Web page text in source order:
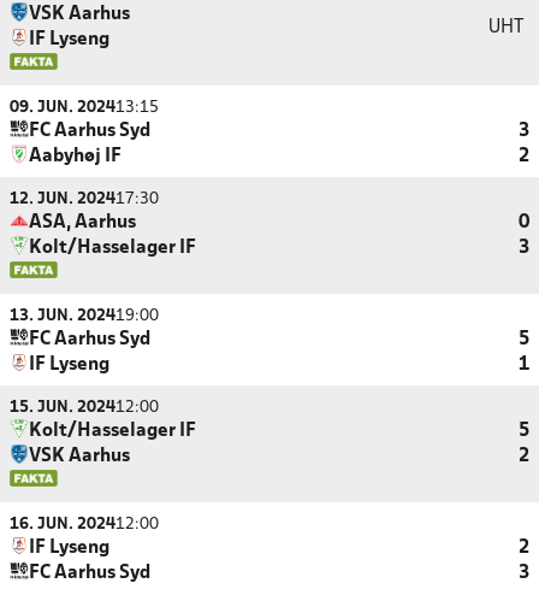
VSK Aarhus
IF Lyseng
UHT
09. JUN. 202413:15
FC Aarhus Syd
3
Aabyhøj IF
2
12. JUN. 202417:30
ASA, Aarhus
0
Kolt/Hasselager IF
3
13. JUN. 202419:00
FC Aarhus Syd
5
IF Lyseng
1
15. JUN. 202412:00
Kolt/Hasselager IF
5
VSK Aarhus
2
16. JUN. 202412:00
IF Lyseng
2
FC Aarhus Syd
3